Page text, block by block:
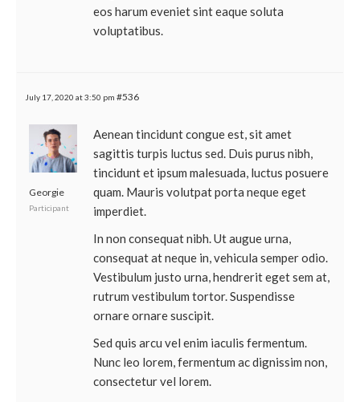
eos harum eveniet sint eaque soluta
voluptatibus.
July 17, 2020 at 3:50 pm #536
Georgie
Participant
Aenean tincidunt congue est, sit amet
sagittis turpis luctus sed. Duis purus nibh,
tincidunt et ipsum malesuada, luctus posuere
quam. Mauris volutpat porta neque eget
imperdiet.
In non consequat nibh. Ut augue urna,
consequat at neque in, vehicula semper odio.
Vestibulum justo urna, hendrerit eget sem at,
rutrum vestibulum tortor. Suspendisse
ornare ornare suscipit.
Sed quis arcu vel enim iaculis fermentum.
Nunc leo lorem, fermentum ac dignissim non,
consectetur vel lorem.